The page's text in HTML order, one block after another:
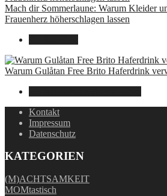
Mach dir Sommerlaune: Warum Kleider
Frauenherz höherschlagen lassen
Warum Gulåtan Free Brito Haferdrink
Kontakt
Impressum
Datenschutz
KATEGORIEN
(M)ACHTSAMKEIT
MOMtastisch